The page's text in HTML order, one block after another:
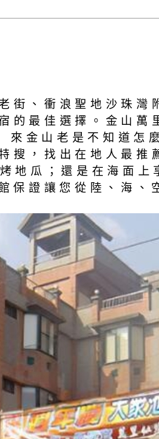
街、衝浪聖地沙珠灣
的最佳選擇。金山
金山老是不知道怎
搜，找出在地人最
地瓜；還是在海面上
證讓您從陸、海、